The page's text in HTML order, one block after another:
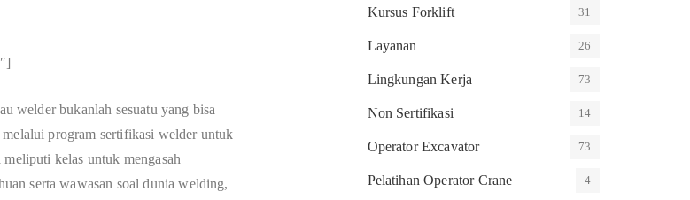
welder bukanlah sesuatu yang bisa
program sertifikasi welder untuk
kelas untuk mengasah
serta wawasan soal dunia welding,
Kursus Forklift 31
Layanan 26
Lingkungan Kerja 73
Non Sertifikasi 14
Operator Excavator 73
Pelatihan Operator Crane 4